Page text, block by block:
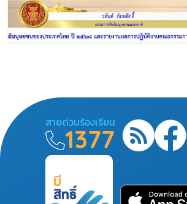
สายด่วนร้องเรียน
1377